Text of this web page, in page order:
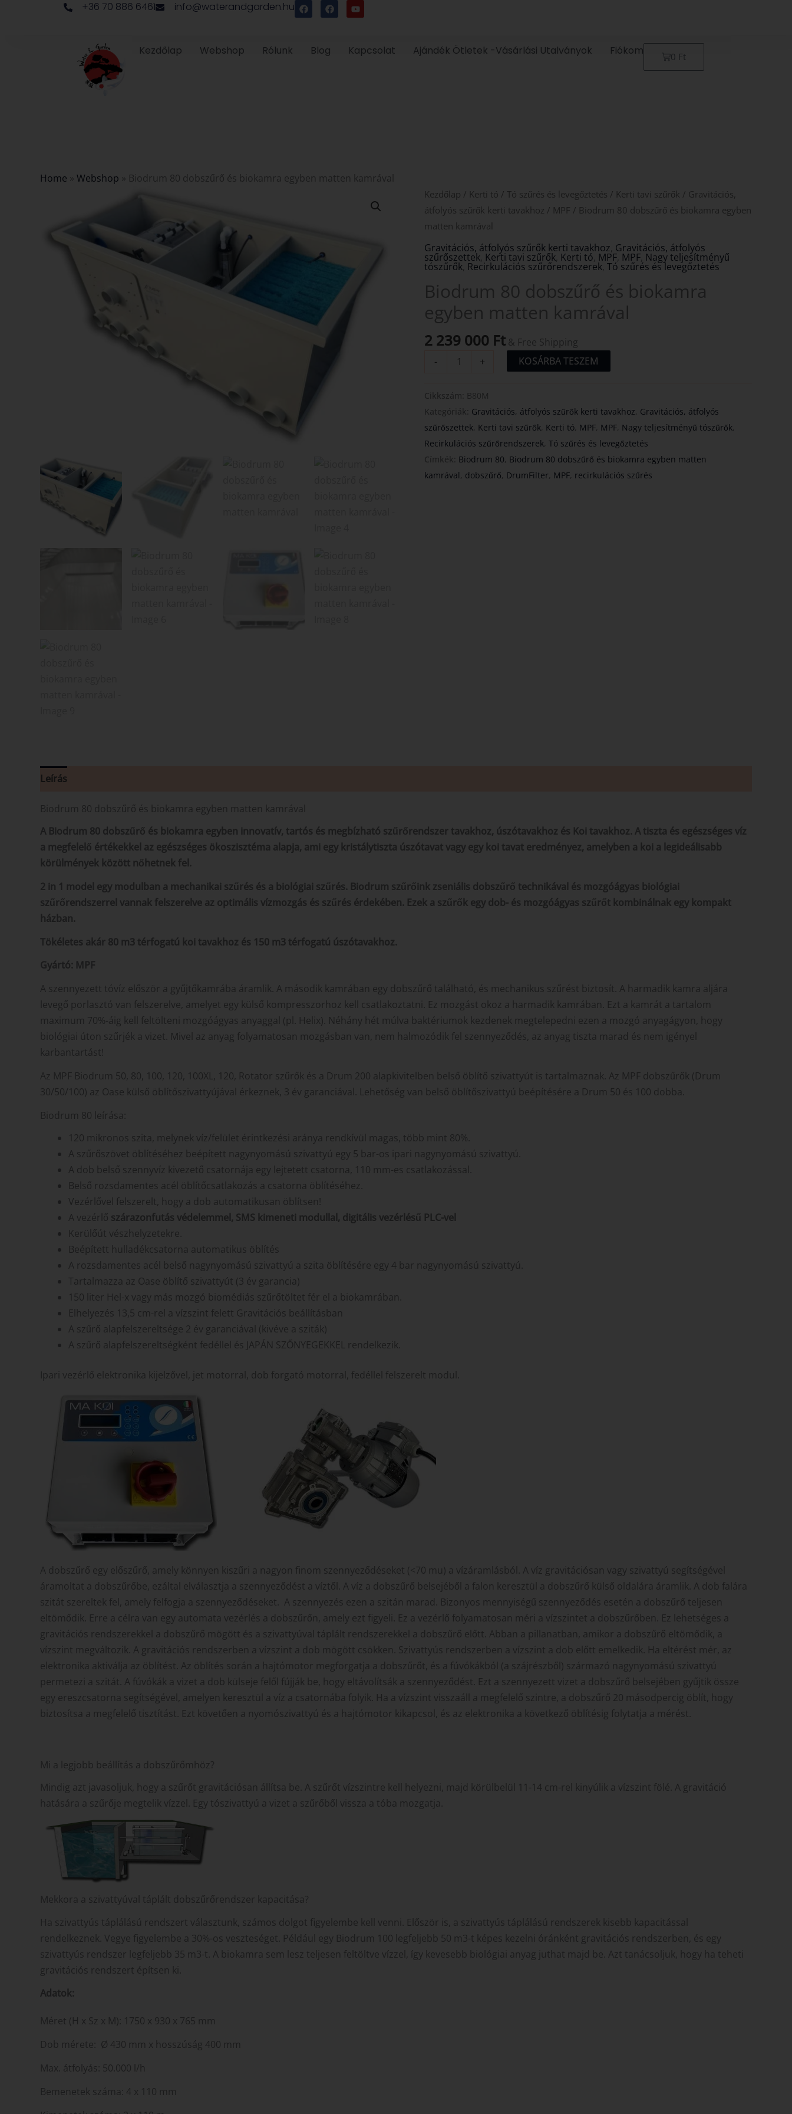
+36 70 886 6461 info@waterandgarden.hu F
a
c
F
a
c
o
o
Y
o
u
b
e
Kezdőlap Webshop Rólunk Blog Kapcsolat Ajándék Ötletek -Vásárlási Utalványok Fiókom 0 Ft
Kosár
Home » Webshop » Biodrum 80 dobszűrő és biokamra egyben matten kamrával
Kezdőlap / Kerti tó /Tó szűrés és levegőztetés / Kerti tavi szűrők / Gravitációs,
átfolyós szűrők kerti tavakhoz / MPF / Biodrum 80 dobszűrő és biokamra egyben
matten kamrával
Gravitációs, átfolyós szűrők kerti tavakhoz Gravitációs, átfolyós
szűrőszettek Kerti tavi szűrők Kerti tó MPF MPF Nagy teljesítményű
tószűrők Recirkulációs szűrőrendszerek ,Tó szűrés és levegőztetés
Biodrum 80 dobszűrő és biokamra
egyben matten kamrával
2 239 000 Ft & Free Shipping
-
Biodrum
80
dobszűrő
és
biokamra
egyben
matten
kamrával
mennyiség
+ KOSÁRBA TESZEM
Cikkszám: B80M
Kategóriák: Gravitációs, átfolyós szűrők kerti tavakhoz, Gravitációs, átfolyós
szűrőszettek, Kerti tavi szűrők, Kerti tó, MPF, MPF, Nagy teljesítményű tószűrők,
Recirkulációs szűrőrendszerek,Tó szűrés és levegőztetés
Címkék: Biodrum 80, Biodrum 80 dobszűrő és biokamra egyben matten
kamrával, dobszűrő, DrumFilter, MPF, recirkulációs szűrés
Leírás
Biodrum 80 dobszűrő és biokamra egyben matten kamrával
A Biodrum 80 dobszűrő és biokamra egyben innovatív, tartós és megbízható szűrőrendszer tavakhoz, úszótavakhoz és Koi tavakhoz. A tiszta és egészséges víz
a megfelelő értékekkel az egészséges ökoszisztéma alapja, ami egy kristálytiszta úszótavat vagy egy koi tavat eredményez, amelyben a koi a legideálisabb
körülmények között nőhetnek fel.
2 in 1 model egy modulban a mechanikai szűrés és a biológiai szűrés. Biodrum szűrőink zseniális dobszűrő technikával és mozgóágyas biológiai
szűrőrendszerrel vannak felszerelve az optimális vízmozgás és szűrés érdekében. Ezek a szűrők egy dob- és mozgóágyas szűrőt kombinálnak egy kompakt
házban.
Tökéletes akár 80 m3 térfogatú koi tavakhoz és 150 m3 térfogatú úszótavakhoz.
Gyártó: MPF
A szennyezett tóvíz először a gyűjtőkamrába áramlik. A második kamrában egy dobszűrő található, és mechanikus szűrést biztosít. A harmadik kamra aljára
levegő porlasztó van felszerelve, amelyet egy külső kompresszorhoz kell csatlakoztatni. Ez mozgást okoz a harmadik kamrában. Ezt a kamrát a tartalom
maximum 70%-áig kell feltölteni mozgóágyas anyaggal (pl. Helix). Néhány hét múlva baktériumok kezdenek megtelepedni ezen a mozgó anyagágyon, hogy
biológiai úton szűrjék a vizet. Mivel az anyag folyamatosan mozgásban van, nem halmozódik fel szennyeződés, az anyag tiszta marad és nem igényel
karbantartást!
Az MPF Biodrum 50, 80, 100, 120, 100XL, 120, Rotator szűrők és a Drum 200 alapkivitelben belső öblítő szivattyút is tartalmaznak. Az MPF dobszűrők (Drum
30/50/100) az Oase külső öblítőszivattyújával érkeznek, 3 év garanciával. Lehetőség van belső öblítőszivattyú beépítésére a Drum 50 és 100 dobba.
Biodrum 80 leírása:
120 mikronos szita, melynek víz/felület érintkezési aránya rendkívül magas, több mint 80%.
A szűrőszövet öblítéséhez beépített nagynyomású szivattyú egy 5 bar-os ipari nagynyomású szivattyú.
A dob belső szennyvíz kivezető csatornája egy lejtetett csatorna, 110 mm-es csatlakozással.
Belső rozsdamentes acél öblítőcsatlakozás a csatorna öblítéséhez.
Vezérlővel felszerelt, hogy a dob automatikusan öblítsen!
A vezérlő szárazonfutás védelemmel, SMS kimeneti modullal, digitális vezérlésű PLC-vel
Kerülőút vészhelyzetekre.
Beépített hulladékcsatorna automatikus öblítés
A rozsdamentes acél belső nagynyomású szivattyú a szita öblítésére egy 4 bar nagynyomású szivattyú.
Tartalmazza az Oase öblítő szivattyút (3 év garancia)
150 liter Hel-x vagy más mozgó biomédiás szűrőtöltet fér el a biokamrában.
Elhelyezés 13,5 cm-rel a vízszint felett Gravitációs beállításban
A szűrő alapfelszereltsége 2 év garanciával (kivéve a sziták)
A szűrő alapfelszereltségként fedéllel és JAPÁN SZŐNYEGEKKEL rendelkezik.
Ipari vezérlő elektronika kijelzővel, jet motorral, dob forgató motorral, fedéllel felszerelt modul.
A dobszűrő egy előszűrő, amely könnyen kiszűri a nagyon finom szennyeződéseket (<70 mu) a vízáramlásból. A víz gravitációsan vagy szivattyú segítségével
áramoltat a dobszűrőbe, ezáltal elválasztja a szennyeződést a víztől. A víz a dobszűrő belsejéből a falon keresztül a dobszűrő külső oldalára áramlik. A dob falára
szitát szereltek fel, amely felfogja a szennyeződéseket. A szennyezés ezen a szitán marad. Bizonyos mennyiségű szennyeződés esetén a dobszűrő teljesen
eltömődik. Erre a célra van egy automata vezérlés a dobszűrőn, amely ezt figyeli. Ez a vezérlő folyamatosan méri a vízszintet a dobszűrőben. Ez lehetséges a
gravitációs rendszerekkel a dobszűrő mögött és a szivattyúval táplált rendszerekkel a dobszűrő előtt. Abban a pillanatban, amikor a dobszűrő eltömődik, a
vízszint megváltozik. A gravitációs rendszerben a vízszint a dob mögött csökken. Szivattyús rendszerben a vízszint a dob előtt emelkedik. Ha eltérést mér, az
elektronika aktiválja az öblítést. Az öblítés során a hajtómotor megforgatja a dobszűrőt, és a fúvókákból (a szájrészből) származó nagynyomású szivattyú
permetezi a szitát. A fúvókák a vizet a dob külseje felől fújják be, hogy eltávolítsák a szennyeződést. Ezt a szennyezett vizet a dobszűrő belsejében gyűjtik össze
egy ereszcsatorna segítségével, amelyen keresztül a víz a csatornába folyik. Ha a vízszint visszaáll a megfelelő szintre, a dobszűrő 20 másodpercig öblít, hogy
biztosítsa a megfelelő tisztítást. Ezt követően a nyomószivattyú és a hajtómotor kikapcsol, és az elektronika a következő öblítésig folytatja a mérést.
Mi a legjobb beállítás a dobszűrőmhöz?
Mindig azt javasoljuk, hogy a szűrőt gravitációsan állítsa be. A szűrőt vízszintre kell helyezni, majd körülbelül 11-14 cm-rel kinyúlik a vízszint fölé. A gravitáció
hatására a szűrője megtelik vízzel. Egy tószivattyú a vizet a szűrőből vissza a tóba mozgatja.
Mekkora a szivattyúval táplált dobszűrőrendszer kapacitása?
Ha szivattyús táplálású rendszert választunk, számos dolgot figyelembe kell venni. Először is, a szivattyús táplálású rendszerek kisebb kapacitással
rendelkeznek. Vegye figyelembe a 30%-os veszteséget. Például egy Biodrum 100 legfeljebb 50 m3-t képes kezelni óránként gravitációs rendszerben, és egy
szivattyús rendszer legfeljebb 35 m3-t. A biokamra sem lesz teljesen feltöltve vízzel, így kevesebb biológiai anyag juthat majd be. Azt tanácsoljuk, hogy ha teheti
gravitációs rendszert építsen ki.
Adatok:
Méret (H x Sz x M): 1750 x 930 x 765 mm
Dob mérete: Ø 430 mm x hosszúság 400 mm
Max. átfolyás: 50.000 l/h
Bemenetek száma: 4 x 110 mm